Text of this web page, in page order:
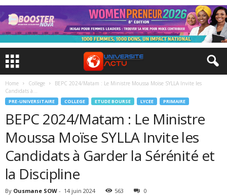
Home College
BEPC 2024/Matam : Le Ministre Moussa Moïse SYLLA Invite les
Candidats à...
PRE-UNIVERSITAIRE COLLEGE ETUDE BOURSE LYCEE PRIMAIRE
BEPC 2024/Matam : Le Ministre
Moussa Moïse SYLLA Invite les
Candidats à Garder la Sérénité et
la Discipline
By Ousmane SOW - 14 juin 2024 563 0